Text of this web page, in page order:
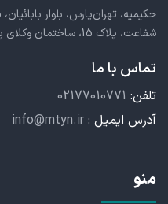
شفاعت، پلاک 15، ساختمان وکلای پرتو، طبقه 7
تماس با ما
تلفن: 02177010771
آدرس ایمیل : info@mtyn.ir
منو